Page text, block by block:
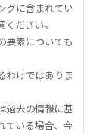
グに含まれてい
ださい。
要素についても
わけではありま
過去の情報に基
ている場合、今